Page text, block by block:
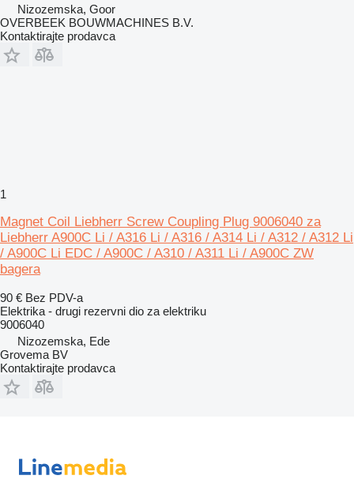
Nizozemska, Goor
OVERBEEK BOUWMACHINES B.V.
Kontaktirajte prodavca
1
Magnet Coil Liebherr Screw Coupling Plug 9006040 za
Liebherr A900C Li / A316 Li / A316 / A314 Li / A312 / A312 Li
/ A900C Li EDC / A900C / A310 / A311 Li / A900C ZW
bagera
90 € Bez PDV-a
Elektrika - drugi rezervni dio za elektriku
9006040
Nizozemska, Ede
Grovema BV
Kontaktirajte prodavca